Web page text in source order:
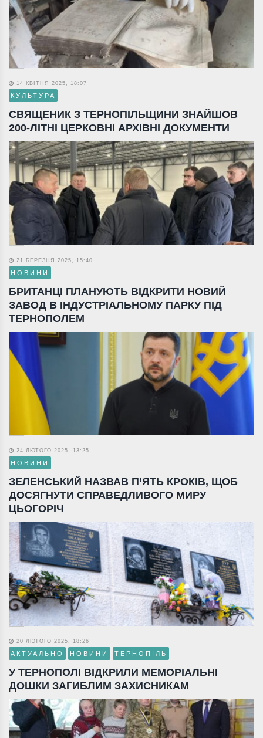
14 КВІТНЯ 2025, 18:07
КУЛЬТУРА
СВЯЩЕНИК З ТЕРНОПІЛЬЩИНИ ЗНАЙШОВ
200-ЛІТНІ ЦЕРКОВНІ АРХІВНІ ДОКУМЕНТИ
21 БЕРЕЗНЯ 2025, 15:40
НОВИНИ
БРИТАНЦІ ПЛАНУЮТЬ ВІДКРИТИ НОВИЙ
ЗАВОД В ІНДУСТРІАЛЬНОМУ ПАРКУ ПІД
ТЕРНОПОЛЕМ
24 ЛЮТОГО 2025, 13:25
НОВИНИ
ЗЕЛЕНСЬКИЙ НАЗВАВ П’ЯТЬ КРОКІВ, ЩОБ
ДОСЯГНУТИ СПРАВЕДЛИВОГО МИРУ
ЦЬОГОРІЧ
20 ЛЮТОГО 2025, 18:26
АКТУАЛЬНО НОВИНИ ТЕРНОПІЛЬ
У ТЕРНОПОЛІ ВІДКРИЛИ МЕМОРІАЛЬНІ
ДОШКИ ЗАГИБЛИМ ЗАХИСНИКАМ